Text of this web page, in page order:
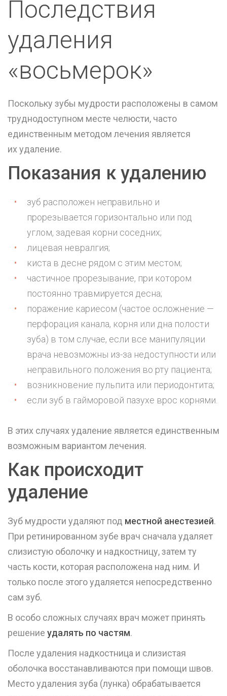
Последствия
удаления
«восьмерок»
Поскольку зубы мудрости расположены в самом
труднодоступном месте челюсти, часто
единственным методом лечения является
ихудаление.
Показания к удалению
зуб расположен неправильно и
прорезывается горизонтально или под
углом, задевая корни соседних;
лицевая невралгия;
киста в десне рядом с этим местом;
частичное прорезывание, при котором
постоянно травмируется десна;
поражение кариесом (частое осложнение —
перфорация канала, корня или дна полости
зуба) в том случае, если все манипуляции
врача невозможны из-за недоступности или
неправильного положения во рту пациента;
возникновение пульпита или периодонтита;
если зуб в гайморовой пазухе врос корнями.
В этих случаях удаление является единственным
возможным вариантом лечения.
Как происходит
удаление
Зуб мудрости удаляют под местной анестезией.
При ретинированном зубе врач сначала удаляет
слизистую оболочку и надкостницу, затем ту
часть кости, которая расположена над ним. И
только после этого удаляется непосредственно
сам зуб.
В особо сложных случаях врач может принять
решение удалять по частям.
После удаления надкостница и слизистая
оболочка восстанавливаются при помощи швов.
Место удаления зуба (лунка) обрабатывается